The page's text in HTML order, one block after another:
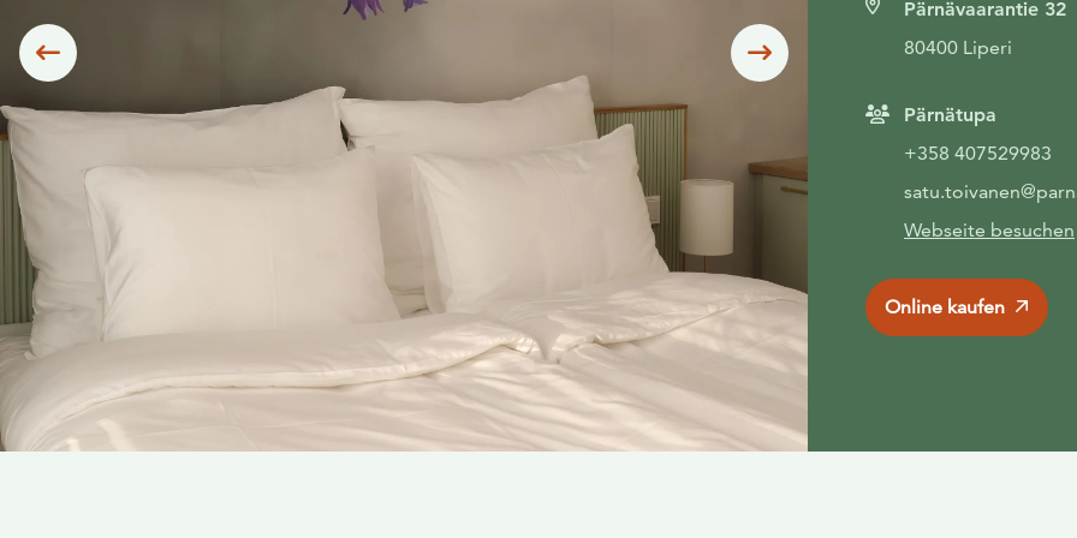
Siirry edelliseen Siirry seuraavaan
Pärnävaarantie 32
80400 Liperi
Pärnätupa
+358 407529983
Webseite besuchen
Online kaufen